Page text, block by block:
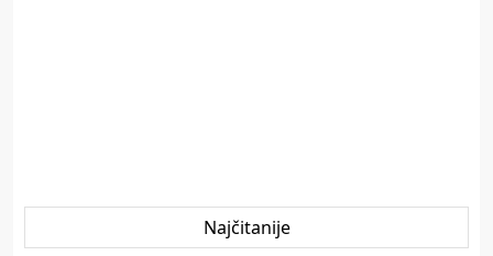
Najčitanije